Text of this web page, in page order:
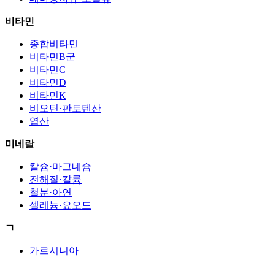
비타민
종합비타민
비타민B군
비타민C
비타민D
비타민K
비오틴·판토텐산
엽산
미네랄
칼슘·마그네슘
전해질·칼륨
철분·아연
셀레늄·요오드
ㄱ
가르시니아